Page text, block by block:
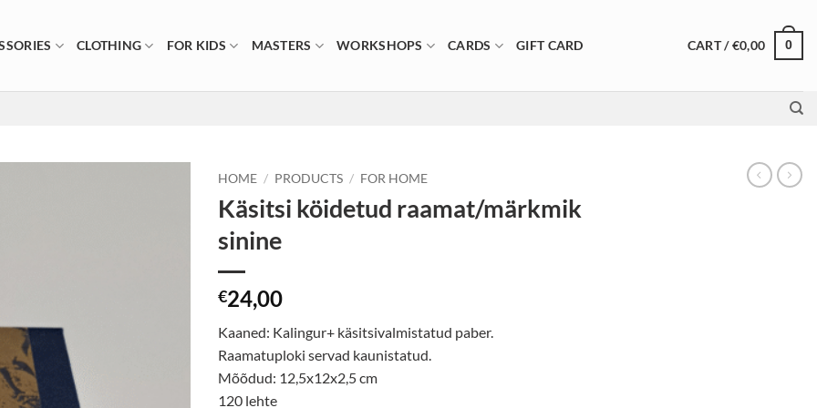
CLOTHING FOR KIDS MASTERS WORKSHOPS CARDS GIFT CARD CART /€0,00 0
HOME / PRODUCTS / FOR HOME
Käsitsi köidetud raamat/märkmik
sinine
€24,00
Kaaned: Kalingur+ käsitsivalmistatud paber.
Raamatuploki servad kaunistatud.
Mõõdud: 12,5x12x2,5 cm
120 lehte